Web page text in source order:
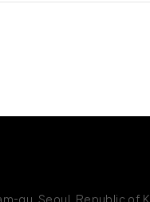
gu, Seoul, Republic of